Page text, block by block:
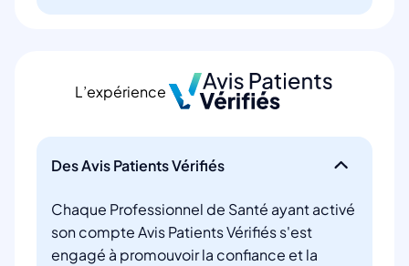
L’expérience
Des Avis Patients Vérifiés
Chaque Professionnel de Santé ayant activé
son compte Avis Patients Vérifiés s'est
engagé à promouvoir la confiance et la